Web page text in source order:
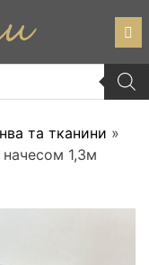
та тканини »
1,3м